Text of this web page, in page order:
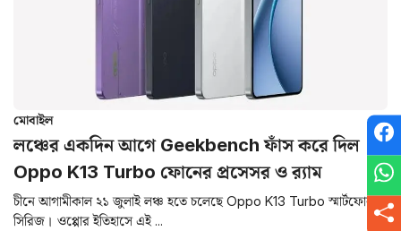
মোবাইল
লঞ্চের একদিন আগে Geekbench ফাঁস করে দিল
Oppo K13 Turbo ফোনের প্রসেসর ও র‌্যাম
চীনে আগামীকাল ২১ জুলাই লঞ্চ হতে চলেছে Oppo K13 Turbo স্মার্টফোন
সিরিজ। ওপ্পোর ইতিহাসে এই ...